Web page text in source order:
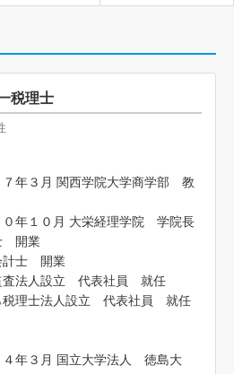
税理士
７年３月 関西学院大学商学部 教
０年１０月 大栄経理学院 学院長
開業
計士 開業
法人設立 代表社員 就任
理士法人設立 代表社員 就任
４年３月 国立大学法人 徳島大